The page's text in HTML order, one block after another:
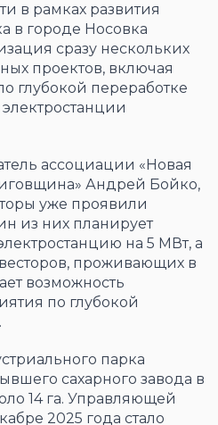
в рамках развития
в городе Носовка
сразу нескольких
проектов, включая
глубокой переработке
ассоциации «Новая
Андрей Бойко,
уже проявили
из них планирует
на 5 МВт, а
проживающих в
возможность
по глубокой
парка
сахарного завода в
14 га. Управляющей
2025 года стало